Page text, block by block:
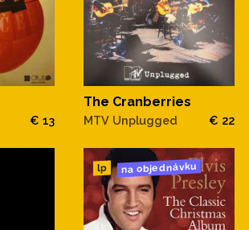
€ 13
The Cranberries
MTV Unplugged € 22
lp na objednávku